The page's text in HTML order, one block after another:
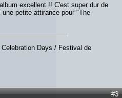
excellent !! C'est super dur de
petite attirance pour "The
Days / Festival de
#3